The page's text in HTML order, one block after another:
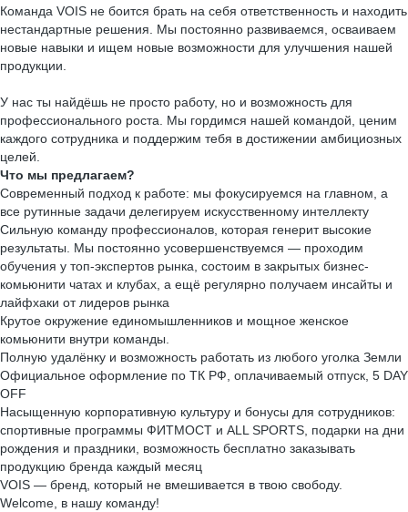
Команда VOIS не боится брать на себя ответственность и находить
нестандартные решения. Мы постоянно развиваемся, осваиваем
новые навыки и ищем новые возможности для улучшения нашей
продукции.
У нас ты найдёшь не просто работу, но и возможность для
профессионального роста. Мы гордимся нашей командой, ценим
каждого сотрудника и поддержим тебя в достижении амбициозных
целей.
Что мы предлагаем?
Современный подход к работе: мы фокусируемся на главном, а
все рутинные задачи делегируем искусственному интеллекту
Сильную команду профессионалов, которая генерит высокие
результаты. Мы постоянно усовершенствуемся — проходим
обучения у топ-экспертов рынка, состоим в закрытых бизнес-
комьюнити чатах и клубах, а ещё регулярно получаем инсайты и
лайфхаки от лидеров рынка
Крутое окружение единомышленников и мощное женское
комьюнити внутри команды.
Полную удалёнку и возможность работать из любого уголка Земли
Официальное оформление по ТК РФ, оплачиваемый отпуск, 5 DAY
OFF
Насыщенную корпоративную культуру и бонусы для сотрудников:
спортивные программы ФИТМОСТ и ALL SPORTS, подарки на дни
рождения и праздники, возможность бесплатно заказывать
продукцию бренда каждый месяц
VOIS — бренд, который не вмешивается в твою свободу.
Welcome, в нашу команду!